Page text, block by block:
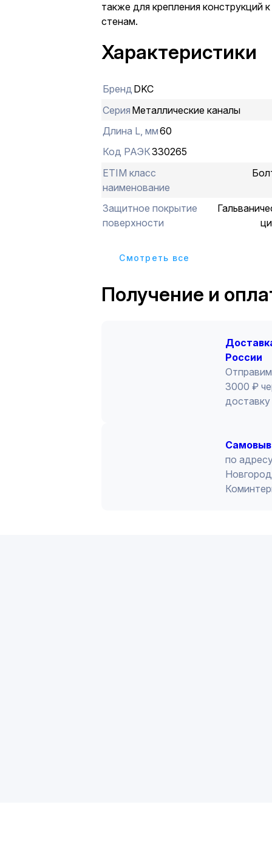
также для крепления конструкций
стенам.
Характеристики
Бренд DKC
Серия Металлические каналы
Длина L, мм60
Код РАЭК330265
ETIM класс
наименование
Защитное покрытие
поверхности
Cмотреть все
Получение и
России
3000 ₽
по